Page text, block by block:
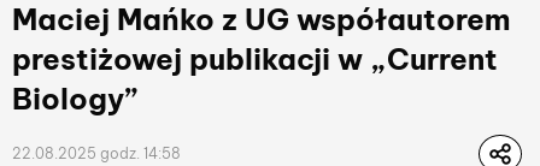
Maciej Mańko z UG współautorem
prestiżowej publikacji w „Current
Biology”
22.08.2025 godz. 14:58